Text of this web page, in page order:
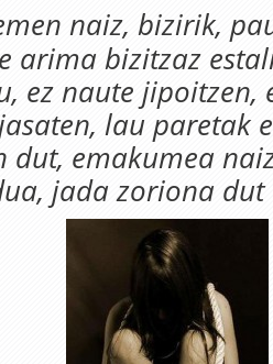
naiz, bizirik,
arima bizitzaz
ez naute jipoitzen,
lau paretak
dut, emakumea
jada zoriona dut